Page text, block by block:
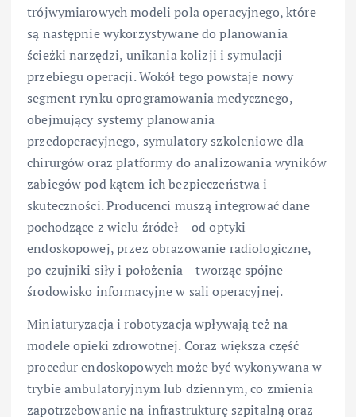
trójwymiarowych modeli pola operacyjnego, które
są następnie wykorzystywane do planowania
ścieżki narzędzi, unikania kolizji i symulacji
przebiegu operacji. Wokół tego powstaje nowy
segment rynku oprogramowania medycznego,
obejmujący systemy planowania
przedoperacyjnego, symulatory szkoleniowe dla
chirurgów oraz platformy do analizowania wyników
zabiegów pod kątem ich bezpieczeństwa i
skuteczności. Producenci muszą integrować dane
pochodzące z wielu źródeł – od optyki
endoskopowej, przez obrazowanie radiologiczne,
po czujniki siły i położenia – tworząc spójne
środowisko informacyjne w sali operacyjnej.
Miniaturyzacja i robotyzacja wpływają też na
modele opieki zdrowotnej. Coraz większa część
procedur endoskopowych może być wykonywana w
trybie ambulatoryjnym lub dziennym, co zmienia
zapotrzebowanie na infrastrukturę szpitalną oraz